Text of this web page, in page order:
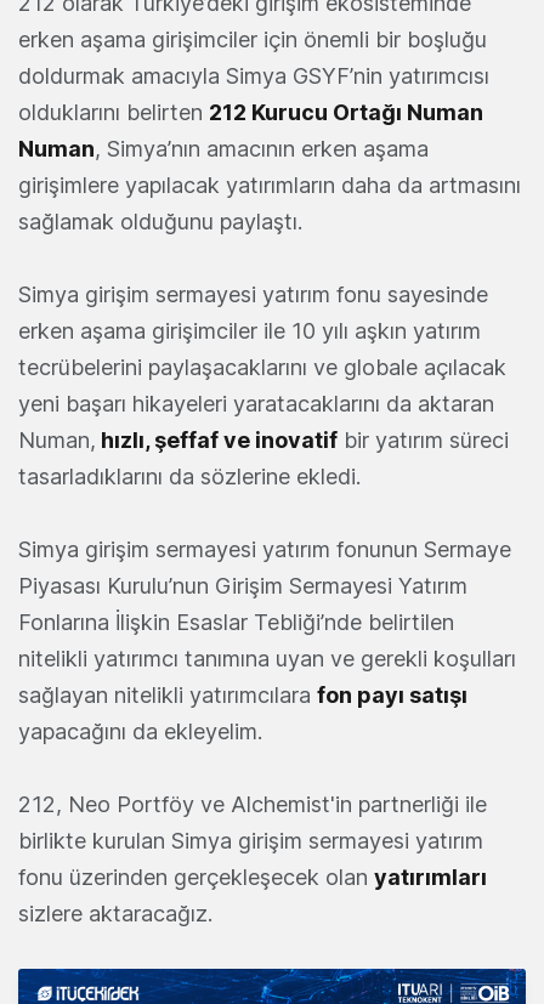
erken aşama girişimciler için önemli bir boşluğu
doldurmak amacıyla Simya GSYF’nin yatırımcısı
olduklarını belirten 212 Kurucu Ortağı Numan
Numan, Simya’nın amacının erken aşama
girişimlere yapılacak yatırımların daha da artmasını
sağlamak olduğunu paylaştı.
Simya girişim sermayesi yatırım fonu sayesinde
erken aşama girişimciler ile 10 yılı aşkın yatırım
tecrübelerini paylaşacaklarını ve globale açılacak
yeni başarı hikayeleri yaratacaklarını da aktaran
Numan, hızlı, şeffaf ve inovatif bir yatırım süreci
tasarladıklarını da sözlerine ekledi.
Simya girişim sermayesi yatırım fonunun Sermaye
Piyasası Kurulu’nun Girişim Sermayesi Yatırım
Fonlarına İlişkin Esaslar Tebliği’nde belirtilen
nitelikli yatırımcı tanımına uyan ve gerekli koşulları
sağlayan nitelikli yatırımcılara fon payı satışı
yapacağını da ekleyelim.
212, Neo Portföy ve Alchemist'in partnerliği ile
birlikte kurulan Simya girişim sermayesi yatırım
fonu üzerinden gerçekleşecek olan yatırımları
sizlere aktaracağız.